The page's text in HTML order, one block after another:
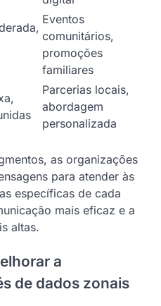
Eventos
comunitários,
promoções
familiares
Parcerias locais,
abordagem
personalizada
as organizações
para atender às
específicas de cada
mais eficaz e a
altas.
a
de dados zonais